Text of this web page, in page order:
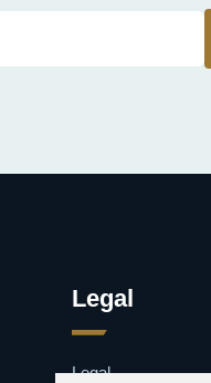
Legal
Legal